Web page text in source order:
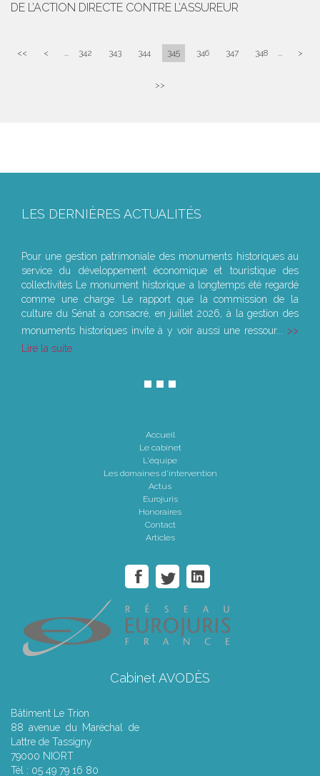
DE L’ACTION DIRECTE CONTRE L’ASSUREUR
<< < ... 342 343 344 345 346 347 348 ... >
>>
LES DERNIÈRES ACTUALITÉS
Pour une gestion patrimoniale des monuments historiques au
service du développement économique et touristique des
collectivités Le monument historique a longtemps été regardé
comme une charge. Le rapport que la commission de la
culture du Sénat a consacré, en juillet 2026, à la gestion des
monuments historiques invite à y voir aussi une ressour...
Lire la suite
Accueil
Le cabinet
L'équipe
Les domaines d'intervention
Actus
Eurojuris
Honoraires
Contact
Articles
Cabinet AVODÈS
Bâtiment Le Trion
88 avenue du Maréchal de
Lattre de Tassigny
79000 NIORT
Tél : 05 49 79 16 80